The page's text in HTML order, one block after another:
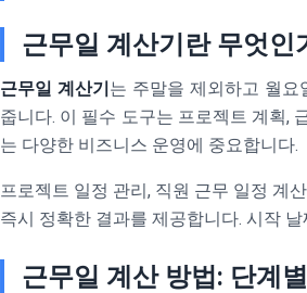
근무일 계산기란 무엇인
근무일 계산기는 주말을 제외하고 월
줍니다. 이 필수 도구는 프로젝트 계획,
는 다양한 비즈니스 운영에 중요합니다.
프로젝트 일정 관리, 직원 근무 일정 계
즉시 정확한 결과를 제공합니다. 시작
근무일 계산 방법: 단계